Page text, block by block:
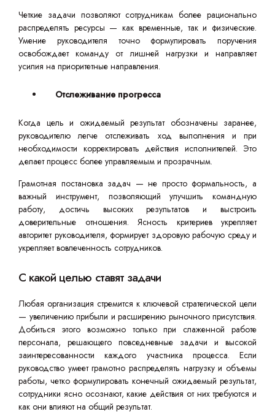
Четкие задачи позволяют сотрудникам более рационально
распределять ресурсы — как временные, так и физические.
Умение руководителя точно формулировать поручения
освобождает команду от лишней нагрузки и направляет
усилия на приоритетные направления.
Отслеживание прогресса
Когда цель и ожидаемый результат обозначены заранее,
руководителю легче отслеживать ход выполнения и при
необходимости корректировать действия исполнителей. Это
делает процесс более управляемым и прозрачным.
Грамотная постановка задач — не просто формальность, а
важный инструмент, позволяющий улучшить командную
работу, достичь высоких результатов и выстроить
доверительные отношения. Ясность критериев укрепляет
авторитет руководителя, формирует здоровую рабочую среду и
укрепляет вовлеченность сотрудников.
С какой целью ставят задачи
Любая организация стремится к ключевой стратегической цели
— увеличению прибыли и расширению рыночного присутствия.
Добиться этого возможно только при слаженной работе
персонала, решающего повседневные задачи и высокой
заинтересованности каждого участника процесса. Если
руководство умеет грамотно распределять нагрузку и объемы
работы, четко формулировать конечный ожидаемый результат,
сотрудники ясно осознают, какие действия от них требуются и
как они влияют на общий результат.